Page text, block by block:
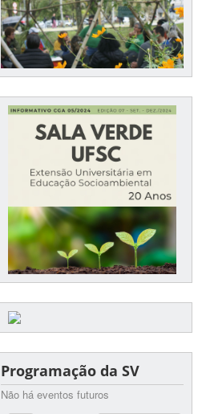
Programação da SV
Não há eventos futuros